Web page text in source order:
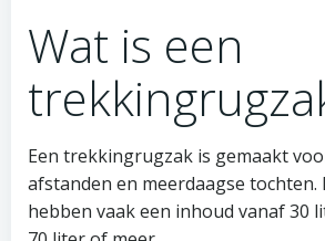
Wat is een
Een trekkingrugzak is gemaakt
afstanden en meerdaagse tochten.
hebben vaak een inhoud vanaf 30